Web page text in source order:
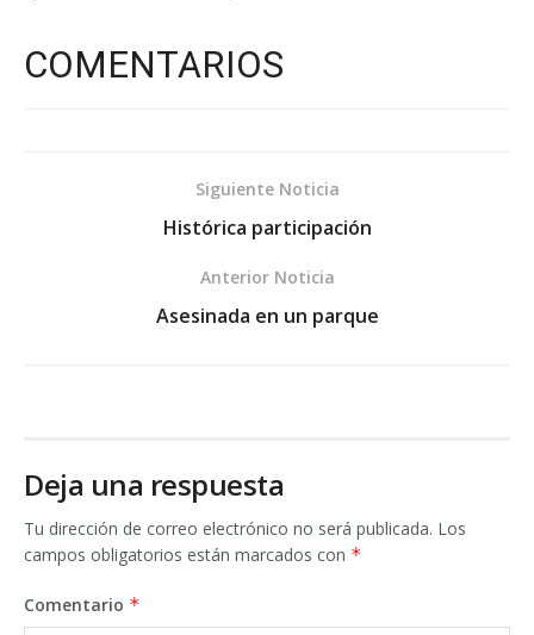
COMENTARIOS
Siguiente Noticia
Histórica participación
Anterior Noticia
Asesinada en un parque
Deja una respuesta
Tu dirección de correo electrónico no será publicada. Los
campos obligatorios están marcados con *
Comentario *